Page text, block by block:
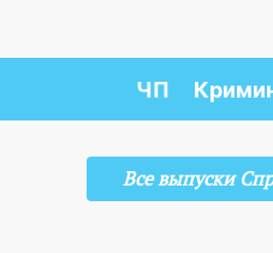
ЧП
Все выпуски